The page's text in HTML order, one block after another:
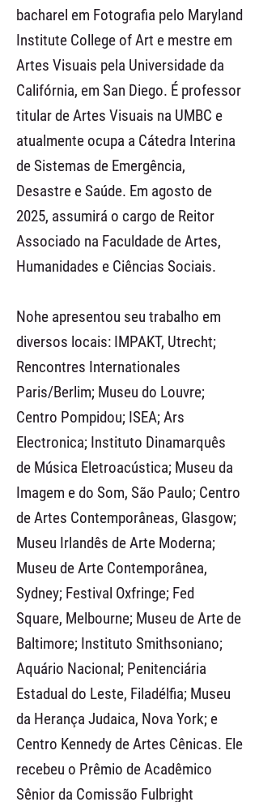
bacharel em Fotografia pelo Maryland
Institute College of Art e mestre em
Artes Visuais pela Universidade da
Califórnia, em San Diego. É professor
titular de Artes Visuais na UMBC e
atualmente ocupa a Cátedra Interina
de Sistemas de Emergência,
Desastre e Saúde. Em agosto de
2025, assumirá o cargo de Reitor
Associado na Faculdade de Artes,
Humanidades e Ciências Sociais.
Nohe apresentou seu trabalho em
diversos locais: IMPAKT, Utrecht;
Rencontres Internationales
Paris/Berlim; Museu do Louvre;
Centro Pompidou; ISEA; Ars
Electronica; Instituto Dinamarquês
de Música Eletroacústica; Museu da
Imagem e do Som, São Paulo; Centro
de Artes Contemporâneas, Glasgow;
Museu Irlandês de Arte Moderna;
Museu de Arte Contemporânea,
Sydney; Festival Oxfringe; Fed
Square, Melbourne; Museu de Arte de
Baltimore; Instituto Smithsoniano;
Aquário Nacional; Penitenciária
Estadual do Leste, Filadélfia; Museu
da Herança Judaica, Nova York; e
Centro Kennedy de Artes Cênicas. Ele
recebeu o Prêmio de Acadêmico
Sênior da Comissão Fulbright